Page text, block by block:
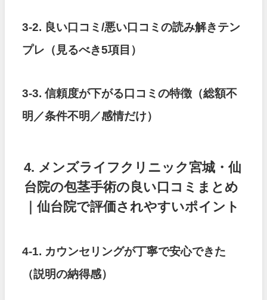
3-2. 良い口コミ/悪い口コミの読み解きテン
プレ（見るべき5項目）
3-3. 信頼度が下がる口コミの特徴（総額不
明／条件不明／感情だけ）
4. メンズライフクリニック宮城・仙
台院の包茎手術の良い口コミまとめ
｜仙台院で評価されやすいポイント
4-1. カウンセリングが丁寧で安心できた
（説明の納得感）